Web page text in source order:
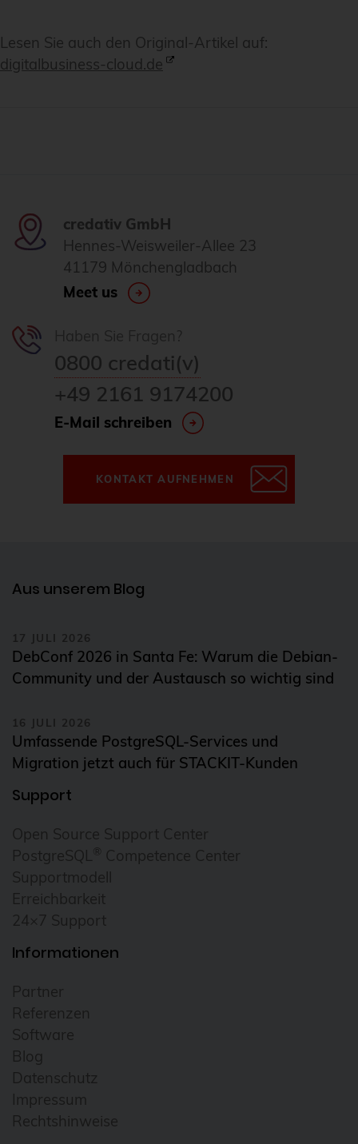
Lesen Sie auch den Original-Artikel auf:
digitalbusiness-cloud.de
credativ GmbH
Hennes-Weisweiler-Allee 23
41179 Mönchengladbach
Meet us
0800 credati(v)
+49 2161 9174200
E-Mail schreiben
KONTAKT AUFNEHMEN
Aus unserem Blog
17 JULI 2026
DebConf 2026 in Santa Fe: Warum die Debian-
Community und der Austausch so wichtig sind
16 JULI 2026
Umfassende PostgreSQL-Services und
Migration jetzt auch für STACKIT-Kunden
Support
Open Source Support Center
PostgreSQL ® Competence Center
Supportmodell
Erreichbarkeit
24×7 Support
Informationen
Partner
Referenzen
Software
Blog
Datenschutz
Impressum
Rechtshinweise